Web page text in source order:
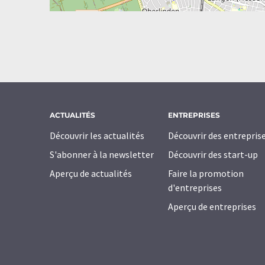
ACTUALITÉS
Découvrir les actualités
S'abonner à la newsletter
Aperçu de actualités
ENTREPRISES
Découvrir des
Découvrir des start-up
Faire la promotion
d'entreprises
Aperçu de entreprises